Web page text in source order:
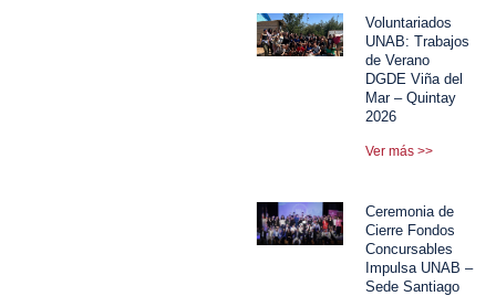
Voluntariados
UNAB: Trabajos
de Verano
DGDE Viña del
Mar – Quintay
2026
Ver más >>
Ceremonia de
Cierre Fondos
Concursables
Impulsa UNAB –
Sede Santiago